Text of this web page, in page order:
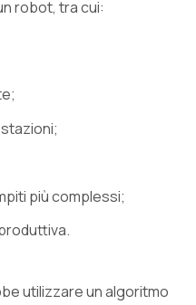
robot, tra cui:
più complessi;
utilizzare un algoritmo